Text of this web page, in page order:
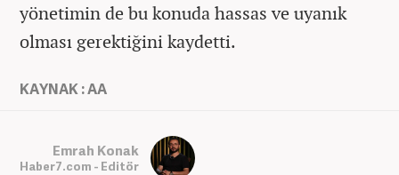
yönetimin de bu konuda hassas ve uyanık
olması gerektiğini kaydetti.
KAYNAK : AA
Emrah Konak
Haber7.com - Editör